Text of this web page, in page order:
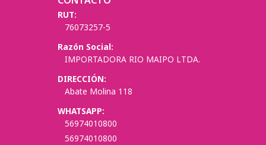
RUT:
76073257-5
Razón Social:
IMPORTADORA RIO MAIPO LTDA.
DIRECCIÓN:
Abate Molina 118
WHATSAPP:
56974010800
56974010800